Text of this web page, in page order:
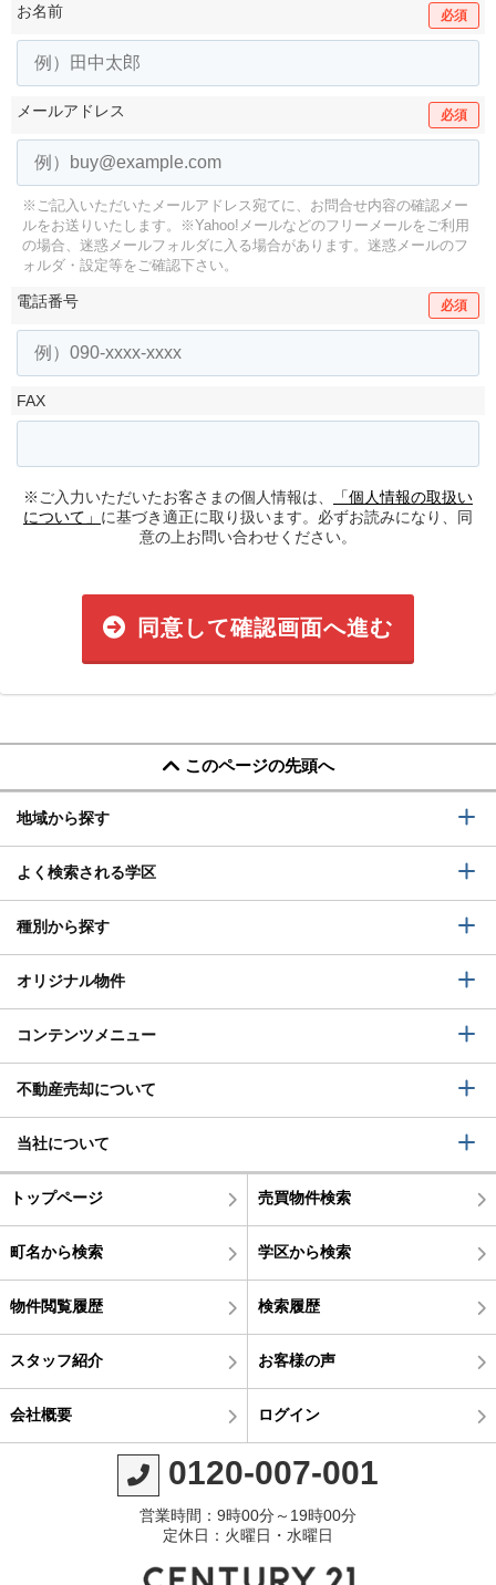
お名前 必須
メールアドレス 必須
※ご記入いただいたメールアドレス宛てに、お問合せ内容の確認メー
ルをお送りいたします。
※Yahoo!メールなどのフリーメールをご利用
の場合、迷惑メールフォルダに入る場合があります。 迷惑メールのフ
ォルダ・設定等をご確認下さい。
電話番号 必須
FAX
※ご入力いただいたお客さまの個人情報は、
「個人情報の取扱い
について」 に基づき適正に取り扱います。必ずお読みになり、同
意の上お問い合わせください。
同意して確認画面へ進む
このページの先頭へ
地域から探す
よく検索される学区
種別から探す
オリジナル物件
コンテンツメニュー
不動産売却について
当社について
トップページ 売買物件検索
町名から検索 学区から検索
物件閲覧履歴 検索履歴
スタッフ紹介 お客様の声
会社概要 ログイン
0120-007-001
営業時間：9時00分～19時00分
定休日：火曜日・水曜日